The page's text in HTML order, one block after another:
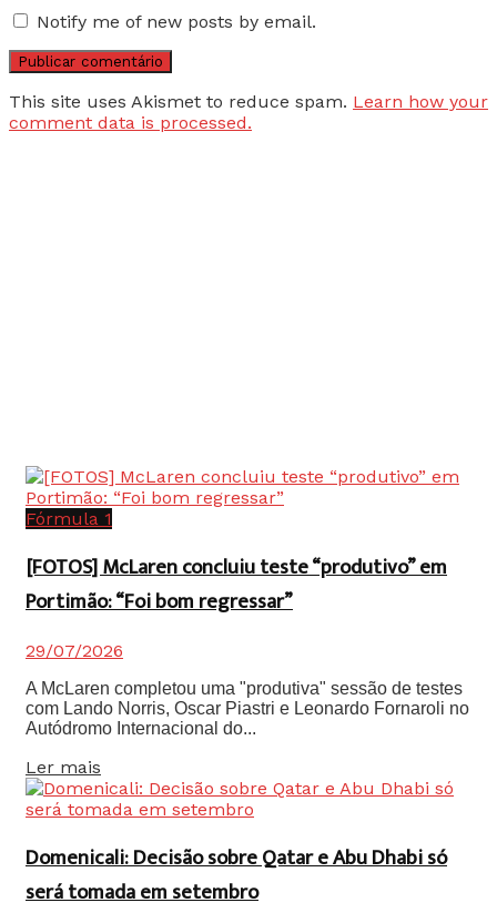
Notify me of new posts by email.
This site uses Akismet to reduce spam. Learn how your
comment data is processed.
Fórmula 1
[FOTOS] McLaren concluiu teste “produtivo” em
Portimão: “Foi bom regressar”
29/07/2026
A McLaren completou uma "produtiva" sessão de testes
com Lando Norris, Oscar Piastri e Leonardo Fornaroli no
Autódromo Internacional do...
Ler mais
Domenicali: Decisão sobre Qatar e Abu Dhabi só
será tomada em setembro